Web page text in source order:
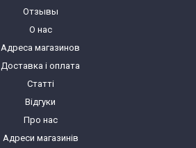
Отзывы
О нас
Адреса магазинов
Доставка і оплата
Статті
Відгуки
Про нас
Адреси магазинів